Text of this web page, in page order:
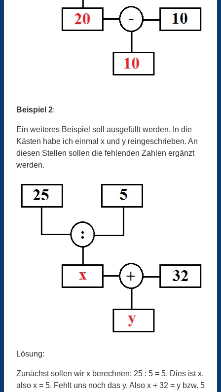
Beispiel 2:
Ein weiteres Beispiel soll ausgefüllt werden. In die
Kästen habe ich einmal x und y reingeschrieben. An
diesen Stellen sollen die fehlenden Zahlen ergänzt
werden.
Lösung:
Zunächst sollen wir x berechnen: 25 : 5 = 5. Dies ist x,
also x = 5. Fehlt uns noch das y. Also x + 32 = y bzw. 5